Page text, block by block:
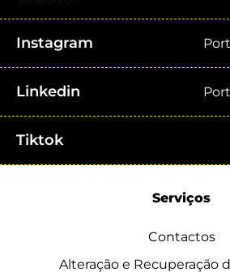
Instagram
Linkedin
Tiktok
Serviços
Contactos
Alteração e Recuperação